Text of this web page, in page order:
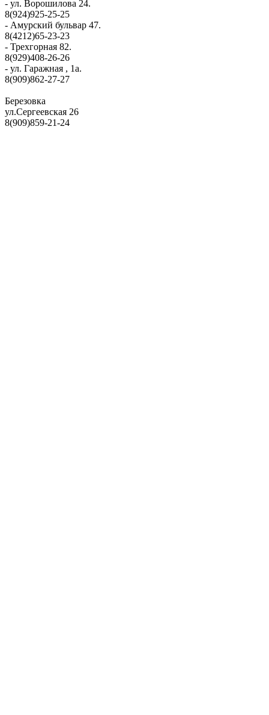
- ул. Ворошилова 24.
8(924)925-25-25
- Амурский бульвар 47.
8(4212)65-23-23
- Трехгорная 82.
8(929)408-26-26
- ул. Гаражная , 1а.
8(909)862-27-27
Березовка
ул.Сергеевская 26
8(909)859-21-24